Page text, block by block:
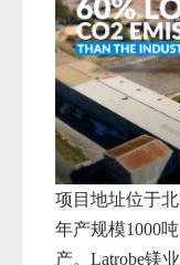
项目地址位于北
年产规模1000
产。 Latrobe镁